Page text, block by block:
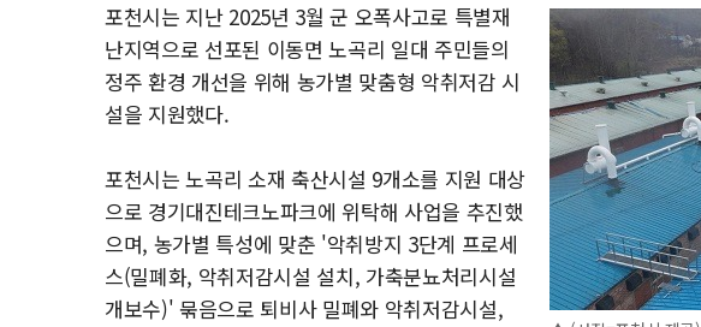
포천시는 지난 2025년 3월 군 오폭사고로 특별재
난지역으로 선포된 이동면 노곡리 일대 주민들의
정주 환경 개선을 위해 농가별 맞춤형 악취저감 시
설을 지원했다.
포천시는 노곡리 소재 축산시설 9개소를 지원 대상
으로 경기대진테크노파크에 위탁해 사업을 추진했
으며, 농가별 특성에 맞춘 '악취방지 3단계 프로세
스(밀폐화, 악취저감시설 설치, 가축분뇨처리시설
개보수)' 묶음으로 퇴비사 밀폐와 악취저감시설,